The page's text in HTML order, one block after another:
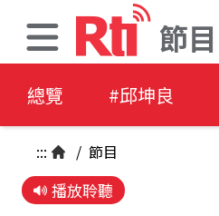
節目
總覽 #邱坤良
::: / 節目
播放聆聽